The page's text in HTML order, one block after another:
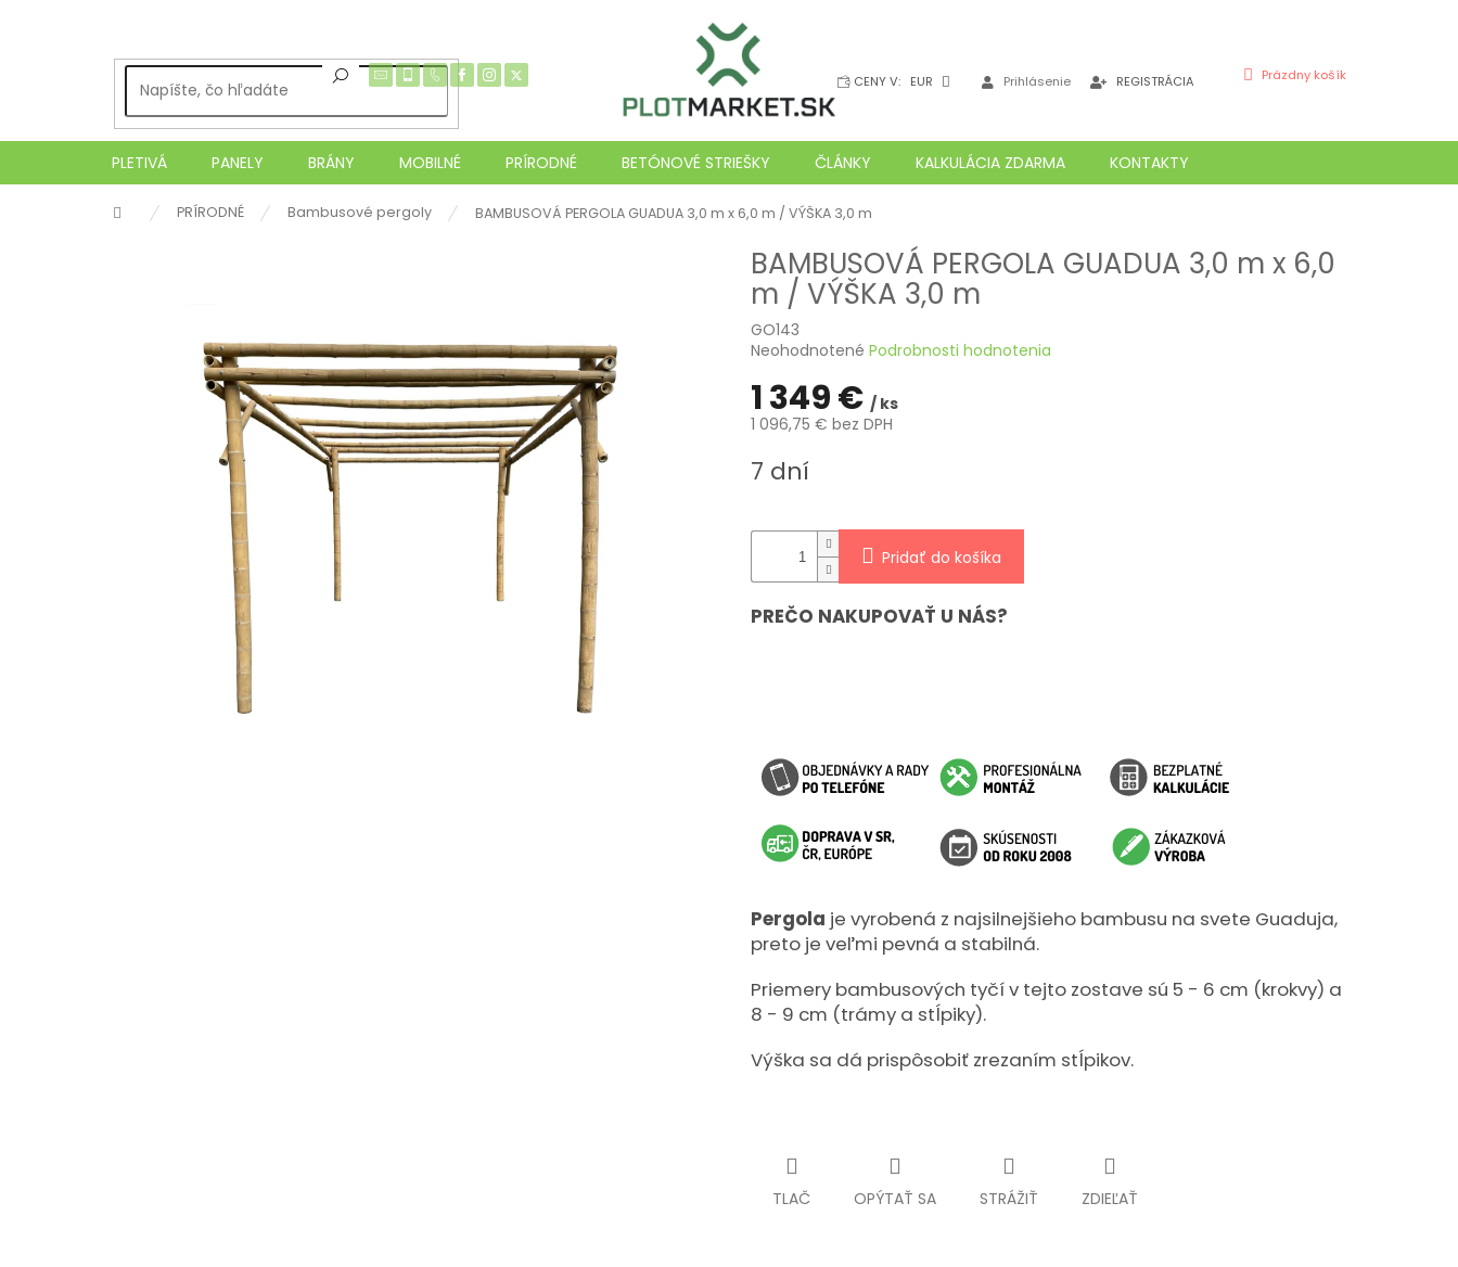
CENY V: EUR Prihlásenie REGISTRÁCIA
NÁKUPNÝ
Prázdny košík
PLETIVÁ PANELY BRÁNY MOBILNÉ PRÍRODNÉ BETÓNOVÉ STRIEŠKY ČLÁNKY KALKULÁCIA ZDARMA KONTAKTY
DomovPRÍRODNÉ Bambusové pergoly BAMBUSOVÁ PERGOLA GUADUA 3,0 m x 6,0 m / VÝŠKA 3,0 m
BAMBUSOVÁ PERGOLA GUADUA 3,0 m x 6,0
m / VÝŠKA 3,0 m
GO143
Priemerné
produktu
je
0,0
5
Neohodnotené Podrobnosti hodnotenia
1 349 € / ks
1 096,75 € bez DPH
cena:
7 dní
Pridať do košíka
PREČO NAKUPOVAŤ U NÁS?
Pergola je vyrobená z najsilnejšieho bambusu na svete Guaduja,
preto je veľmi pevná a stabilná.
Priemery bambusových tyčí v tejto zostave sú 5 - 6 cm (krokvy) a
8 - 9 cm (trámy a stĺpiky).
Výška sa dá prispôsobiť zrezaním stĺpikov.
TLAČ OPÝTAŤ SA STRÁŽIŤ ZDIEĽAŤ